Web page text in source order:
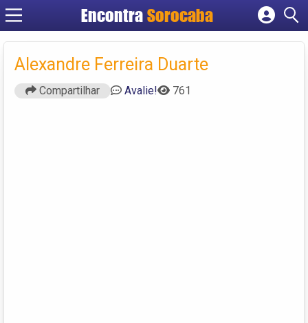
EncontraSorocaba
Cadastrar empresa
Criar conta
Alexandre Ferreira Duarte
Compartilhar Avalie! 761